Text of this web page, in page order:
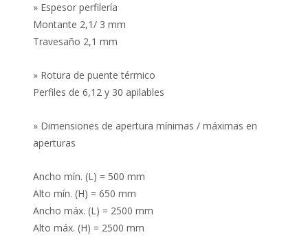
» Espesor perfilería
Montante 2,1/ 3 mm
Travesaño 2,1 mm
» Rotura de puente térmico
Perfiles de 6,12 y 30 apilables
» Dimensiones de apertura mínimas / máximas en
aperturas
Ancho mín. (L) = 500 mm
Alto mín. (H) = 650 mm
Ancho máx. (L) = 2500 mm
Alto máx. (H) = 2500 mm